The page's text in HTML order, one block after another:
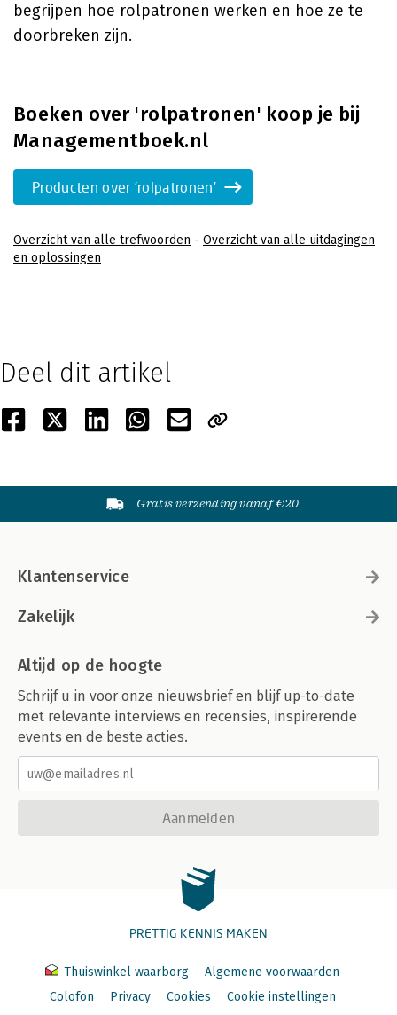
begrijpen hoe rolpatronen werken en hoe ze te
doorbreken zijn.
Boeken over 'rolpatronen' koop je bij
Managementboek.nl
Producten over 'rolpatronen'
Overzicht van alle trefwoorden - Overzicht van alle uitdagingen
en oplossingen
Deel dit artikel
Gratis verzending vanaf €20
Klantenservice
Zakelijk
Altijd op de hoogte
Schrijf u in voor onze nieuwsbrief en blijf up-to-date
met relevante interviews en recensies, inspirerende
events en de beste acties.
Aanmelden
PRETTIG KENNIS MAKEN
Thuiswinkel waarborg
Algemene voorwaarden
Colofon
Privacy Cookies
Cookie instellingen